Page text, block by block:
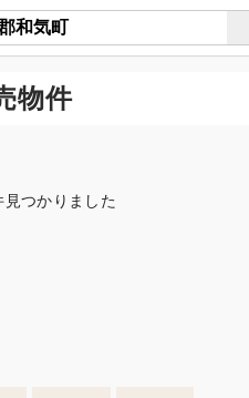
物件
見つかりました